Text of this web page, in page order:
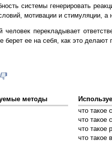
системы генерировать
мотивации и стимуляции, а
человек перекладывает
берет ее на себя, как это делают
методы
что такое
что такое
что такое
что такое